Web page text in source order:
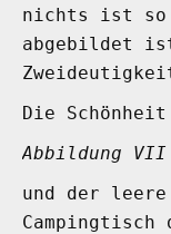
nichts ist so
abgebildet
Die
Abbildung
und der